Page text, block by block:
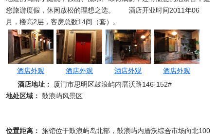
您旅游度假，休闲放松的理想之选。 酒店开业时间2011年06
月，楼高2层，客房总数14间（套）。
酒店外观 酒店外观 酒店外观
酒店外观
酒店地址：
厦门市思明区鼓浪屿内厝沃路146-152#
地处区域： 鼓浪屿风景区
位置距离： 旅馆位于鼓浪屿岛北部，鼓浪屿内厝沃综合市场向北100